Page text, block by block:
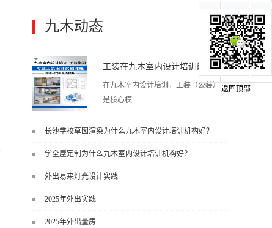
九木动态 更多>>
工装在九木室内设计培训能学到东西吗?
在九木室内设计培训，工装（公装）
是核心模...
直接用于工作的东西，不是泛泛而
谈，而是从规范、软件、材料、施工
长沙学校草图渲染为什么九木室内设计培训机构好？
学全屋定制为什么九木室内设计培训机构好？
外出易来灯光设计实践
2025年外出实践
2025年外出量房
返回顶部